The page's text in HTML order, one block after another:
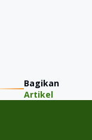
Bagikan
Artikel